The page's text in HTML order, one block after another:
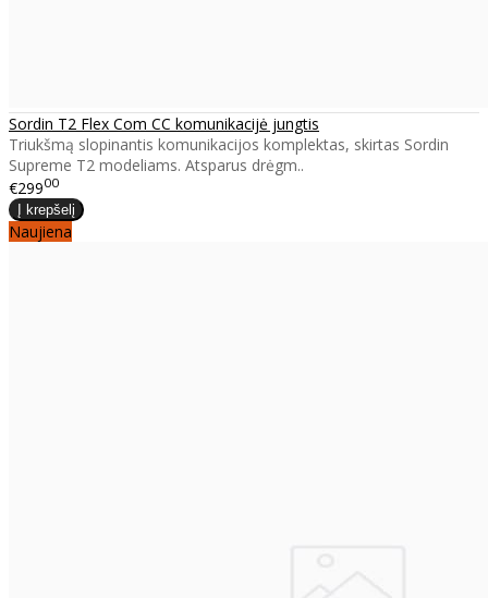
Sordin T2 Flex Com CC komunikacijė jungtis
Triukšmą slopinantis komunikacijos komplektas, skirtas Sordin
Supreme T2 modeliams. Atsparus drėgm..
€29900
Naujiena